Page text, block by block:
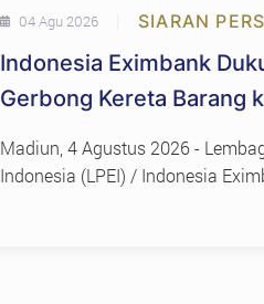
SIARAN PERS
04 Agu 2026
Indonesia Eximbank
Gerbong Kereta Barang
Perkuat Daya Saing
Madiun, 4 Agustus 2026 -
Indonesia (LPEI) / Indonesia